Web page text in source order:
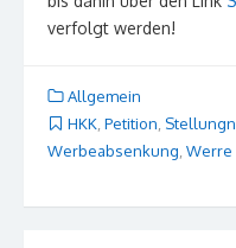
verfolgt werden!
Allgemein
HKK Petition
Werbeabsenkung, Werre